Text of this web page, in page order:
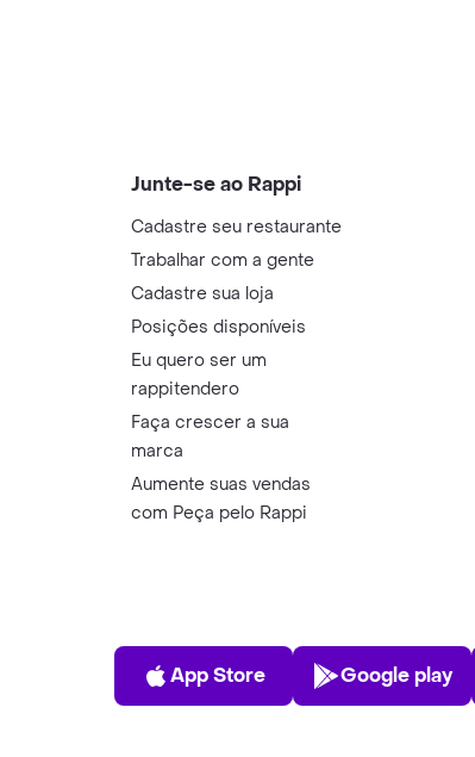
Junte-se ao Rappi
Cadastre seu restaurante
Trabalhar com a gente
Cadastre sua loja
Posições disponíveis
Eu quero ser um
rappitendero
Faça crescer a sua
marca
Aumente suas vendas
com Peça pelo Rappi
App Store
App Store
Play Store
Google play